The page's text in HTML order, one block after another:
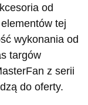
od
tej
wykonania od
targów
z serii
do oferty.